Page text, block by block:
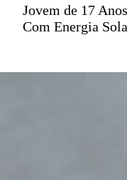
Jovem de 17
Com Energia